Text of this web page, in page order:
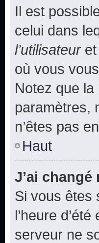
Il est
celui dans
l’utilisateuret
où vous
Notez que
paramètres,
n’êtes pas
Haut
J’ai
Si vous êtes
l’heure
serveur ne